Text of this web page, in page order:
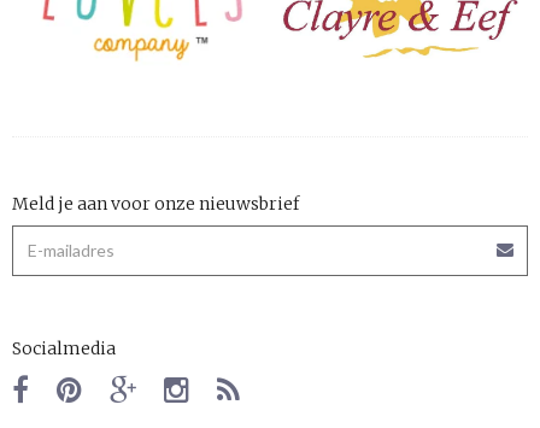
Meld je aan voor onze nieuwsbrief
Socialmedia